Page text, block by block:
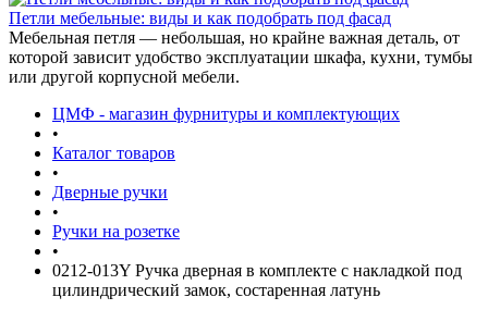
Петли мебельные: виды и как подобрать под фасад
Мебельная петля — небольшая, но крайне важная деталь, от
которой зависит удобство эксплуатации шкафа, кухни, тумбы
или другой корпусной мебели.
ЦМФ - магазин фурнитуры и комплектующих
•
Каталог товаров
•
Дверные ручки
•
Ручки на розетке
•
0212-013Y Ручка дверная в комплекте с накладкой под
цилиндрический замок, состаренная латунь